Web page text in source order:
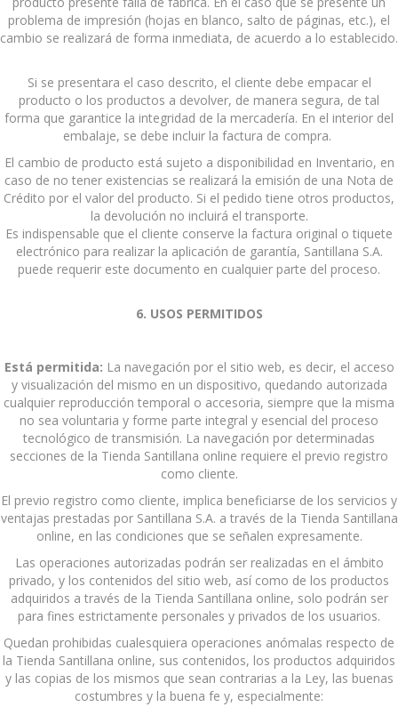
problema de impresión (hojas en blanco, salto de páginas, etc.), el
cambio se realizará de forma inmediata, de acuerdo a lo establecido.
Si se presentara el caso descrito, el cliente debe empacar el
producto o los productos a devolver, de manera segura, de tal
forma que garantice la integridad de la mercadería. En el interior del
embalaje, se debe incluir la factura de compra.
El cambio de producto está sujeto a disponibilidad en Inventario, en
caso de no tener existencias se realizará la emisión de una Nota de
Crédito por el valor del producto. Si el pedido tiene otros productos,
la devolución no incluirá el transporte.
Es indispensable que el cliente conserve la factura original o tiquete
electrónico para realizar la aplicación de garantía, Santillana S.A.
puede requerir este documento en cualquier parte del proceso.
6. USOS PERMITIDOS
Está permitida: La navegación por el sitio web, es decir, el acceso
y visualización del mismo en un dispositivo, quedando autorizada
cualquier reproducción temporal o accesoria, siempre que la misma
no sea voluntaria y forme parte integral y esencial del proceso
tecnológico de transmisión. La navegación por determinadas
secciones de la Tienda Santillana online requiere el previo registro
como cliente.
El previo registro como cliente, implica beneficiarse de los servicios y
ventajas prestadas por Santillana S.A. a través de la Tienda Santillana
online, en las condiciones que se señalen expresamente.
Las operaciones autorizadas podrán ser realizadas en el ámbito
privado, y los contenidos del sitio web, así como de los productos
adquiridos a través de la Tienda Santillana online, solo podrán ser
para fines estrictamente personales y privados de los usuarios.
Quedan prohibidas cualesquiera operaciones anómalas respecto de
la Tienda Santillana online, sus contenidos, los productos adquiridos
y las copias de los mismos que sean contrarias a la Ley, las buenas
costumbres y la buena fe y, especialmente: